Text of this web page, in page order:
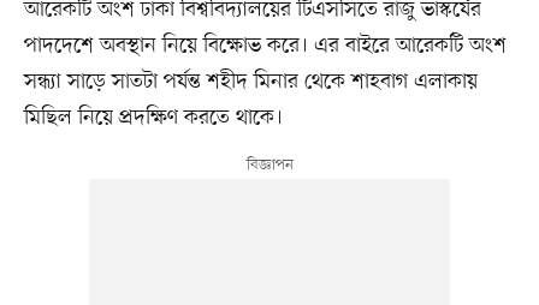
আরেকটি অংশ ঢাকা বিশ্ববিদ্যালয়ের টিএসসিতে রাজু ভাস্কর্যের
পাদদেশে অবস্থান নিয়ে বিক্ষোভ করে। এর বাইরে আরেকটি অংশ
সন্ধ্যা সাড়ে সাতটা পর্যন্ত শহীদ মিনার থেকে শাহবাগ এলাকায়
মিছিল নিয়ে প্রদক্ষিণ করতে থাকে।